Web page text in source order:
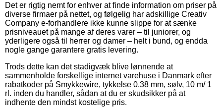
Det er rigtig nemt for enhver at finde information om priser på
diverse firmaer på nettet, og følgelig har adskillige Creativ
Company e-forhandlere ikke kunne slippe for at sænke
prisniveauet på mange af deres varer – til juniorer, og
yderligere også til herrer og damer – helt i bund, og endda
nogle gange garantere gratis levering.
Trods dette kan det stadigvæk blive lønnende at
sammenholde forskellige internet varehuse i Danmark efter
rabatkoder på Smykkewire, tykkelse 0,38 mm, sølv, 10 m/ 1
rl. inden du handler, sådan at du er skudsikker på at
indhente den mindst kostelige pris.